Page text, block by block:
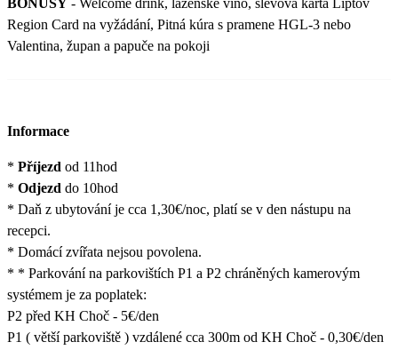
BONUSY - Welcome drink, lázeňské víno, slevová karta Liptov
Region Card na vyžádání, Pitná kúra s pramene HGL-3 nebo
Valentina, župan a papuče na pokoji
Informace
* Příjezd od 11hod
* Odjezd do 10hod
* Daň z ubytování je cca 1,30€/noc, platí se v den nástupu na
recepci.
* Domácí zvířata nejsou povolena.
* * Parkování na parkovištích P1 a P2 chráněných kamerovým
systémem je za poplatek:
P2 před KH Choč - 5€/den
P1 ( větší parkoviště ) vzdálené cca 300m od KH Choč - 0,30€/den